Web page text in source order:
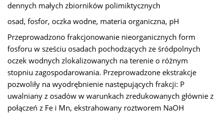
dennych małych zbiorników polimiktycznych
osad, fosfor, oczka wodne, materia organiczna, pH
Przeprowadzono frakcjonowanie nieorganicznych form
fosforu w sześciu osadach pochodzących ze śródpolnych
oczek wodnych zlokalizowanych na terenie o różnym
stopniu zagospodarowania. Przeprowadzone ekstrakcje
pozwoliły na wyodrębnienie następujących frakcji: P
uwalniany z osadów w warunkach zredukowanych głównie z
połączeń z Fe i Mn, ekstrahowany roztworem NaOH